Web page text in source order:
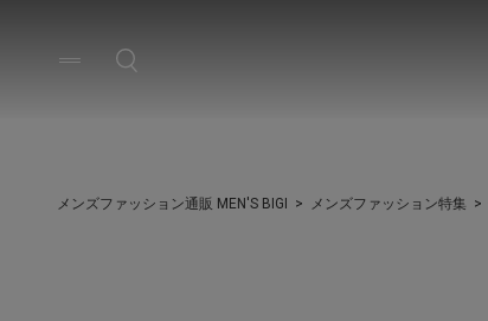
メンズファッション通販 MEN'S BIGI メンズファッション特集